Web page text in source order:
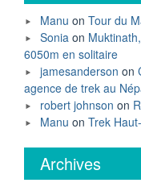
Manu on Tour du
Sonia on
6050m en solitaire
jamesanderson on
agence de trek au
robert johnson on
Manu on Trek
Archives